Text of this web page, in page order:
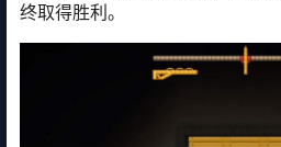
终取得胜利。